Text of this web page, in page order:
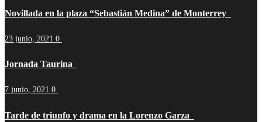
Novillada en la plaza “Sebastián Medina” de Monterrey
23 junio, 2021 0
Jornada Taurina
7 junio, 2021 0
Tarde de triunfo y drama en la Lorenzo Garza